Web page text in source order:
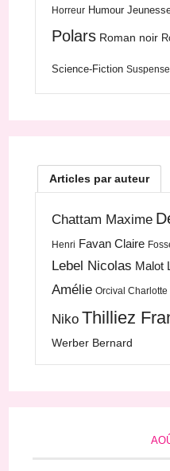
Horreur Humour
Polars Roman noir
Science-Fiction Suspense
Articles par auteur
Chattam Maxime
Henri Favan Claire
Lebel Nicolas Malot
Amélie Orcival Charlotte
Niko Thilliez
Werber Bernard